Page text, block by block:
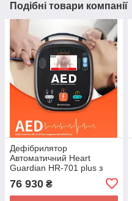
Подібні товари компанії
Дефібрилятор
Автоматичний Heart
Guardian HR-701 plus з
76 930 ₴